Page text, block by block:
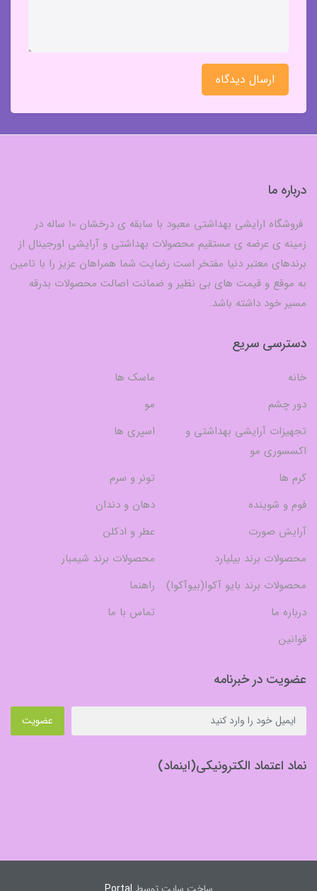
ارسال دیدگاه
درباره ما
فروشگاه ارایشی بهداشتی معبود با سابقه ی درخشان 10 ساله در
زمینه ی عرضه ی مستقیم محصولات بهداشتی و آرایشی اورجینال از
برندهای معتبر دنیا مفتخر است رضایت شما همراهان عزیز را با تامین
به موقع و قیمت های بی نظیر و ضمانت اصالت محصولات بدرقه
مسیر خود داشته باشد.
دسترسی سریع
خانه
ماسک ها
دور چشم
مو
تجهیزات آرایشی بهداشتی و
اکسسوری مو
اسپری ها
کرم ها
تونر و سرم
فوم و شوینده
دهان و دندان
آرایش صورت
عطر و ادکلن
محصولات برند بیلیارد
محصولات برند شیمبار
محصولات برند بایو آکوا(بیوآکوا)
راهنما
درباره ما
تماس با ما
قوانین
عضویت در خبرنامه
عضویت
نماد اعتماد الکترونیکی(اینماد)